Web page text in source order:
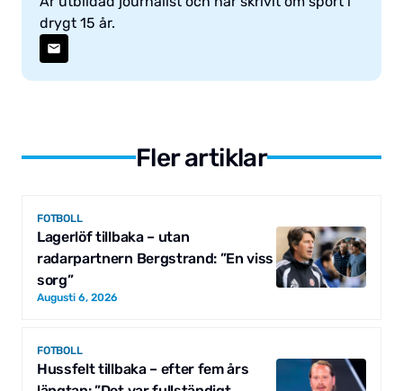
drygt 15 år.
Fler artiklar
FOTBOLL
Lagerlöf tillbaka – utan
radarpartnern Bergstrand: ”En viss
sorg”
Augusti 6, 2026
FOTBOLL
Hussfelt tillbaka – efter fem års